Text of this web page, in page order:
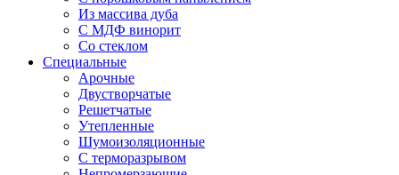
Из массива дуба
С МДФ винорит
Со стеклом
Специальные
Арочные
Двустворчатые
Решетчатые
Утепленные
Шумоизоляционные
С терморазрывом